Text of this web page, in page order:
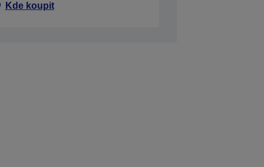
Kde koupit